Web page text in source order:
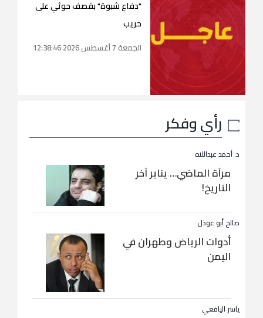
"دفاع شبوة" بقصف حوثي على
حريب
الجمعة 7 أغسطس 2026 12:38:46
رأي وفكر
د. أحمد عبداللاه
مرآة الماضي… يناير آخر
التاريخ!
صالح أبو عوذل
أدوات الرياض وطهران في
اليمن
ياسر اليافعي